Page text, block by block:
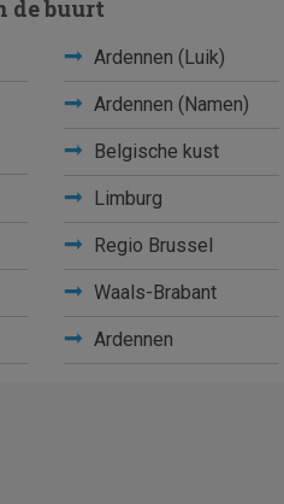
de buurt
Ardennen (Luik)
Ardennen (Namen)
Belgische kust
Limburg
Regio Brussel
Waals-Brabant
Ardennen